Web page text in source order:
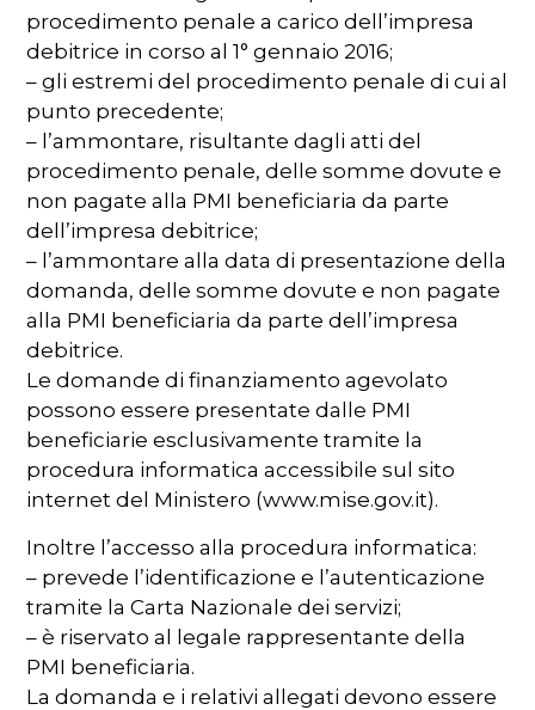
procedimento penale a carico dell’impresa
debitrice in corso al 1° gennaio 2016;
– gli estremi del procedimento penale di cui al
punto precedente;
– l’ammontare, risultante dagli atti del
procedimento penale, delle somme dovute e
non pagate alla PMI beneficiaria da parte
dell’impresa debitrice;
– l’ammontare alla data di presentazione della
domanda, delle somme dovute e non pagate
alla PMI beneficiaria da parte dell’impresa
debitrice.
Le domande di finanziamento agevolato
possono essere presentate dalle PMI
beneficiarie esclusivamente tramite la
procedura informatica accessibile sul sito
internet del Ministero (www.mise.gov.it).
Inoltre l’accesso alla procedura informatica:
– prevede l’identificazione e l’autenticazione
tramite la Carta Nazionale dei servizi;
– è riservato al legale rappresentante della
PMI beneficiaria.
La domanda e i relativi allegati devono essere